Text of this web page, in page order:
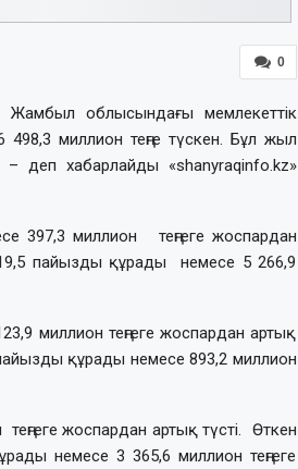
0
Жамбыл облысындағы мемлекеттік
миллион теңге түскен. Бұл жыл
деп хабарлайды «shanyraqinfo.kz»
397,3 миллион теңгеге жоспардан
пайызды құрады немесе 5 266,9
миллион теңгеге жоспардан артық
құрады немесе 893,2 миллион
жоспардан артық түсті. Өткен
немесе 3 365,6 миллион теңгеге